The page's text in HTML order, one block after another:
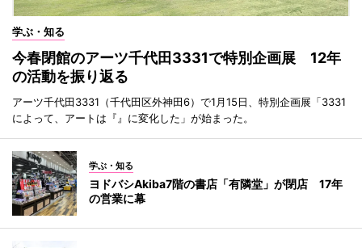
学ぶ・知る
今春閉館のアーツ千代田3331で特別企画展 12年
の活動を振り返る
アーツ千代田3331（千代田区外神田6）で1月15日、特別企画展「3331
によって、アートは『』に変化した」が始まった。
学ぶ・知る
ヨドバシAkiba7階の書店「有隣堂」が閉店 17年
の営業に幕